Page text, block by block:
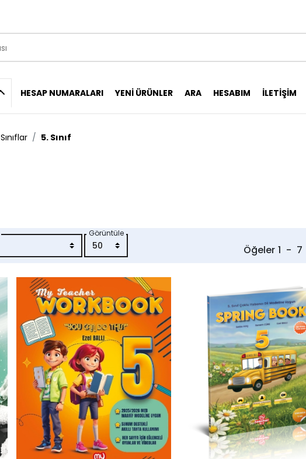
HESAP NUMARALARI YENI ÜRÜNLER ARA HESABIM İLETIŞIM
Sınıflar 5. Sınıf
Öğeler 1 - 7
Görüntüle
AddToWishlist AddToWishlist